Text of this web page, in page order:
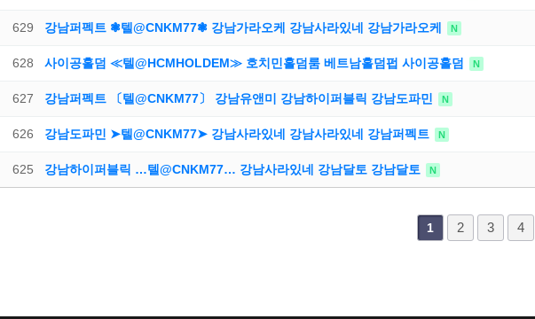
629 강남퍼펙트 ❃텔@CNKM77❃ 강남가라오케 강남사라있네 강남가라오케 N
628 사이공홀덤 ≪텔@HCMHOLDEM≫ 호치민홀덤룸 베트남홀덤펍 사이공홀덤 N
627 강남퍼펙트 〔텔@CNKM77〕 강남유앤미 강남하이퍼블릭 강남도파민 N
626 강남도파민 ➤텔@CNKM77➤ 강남사라있네 강남사라있네 강남퍼펙트 N
625 강남하이퍼블릭 …텔@CNKM77… 강남사라있네 강남달토 강남달토 N
1 2 3 4